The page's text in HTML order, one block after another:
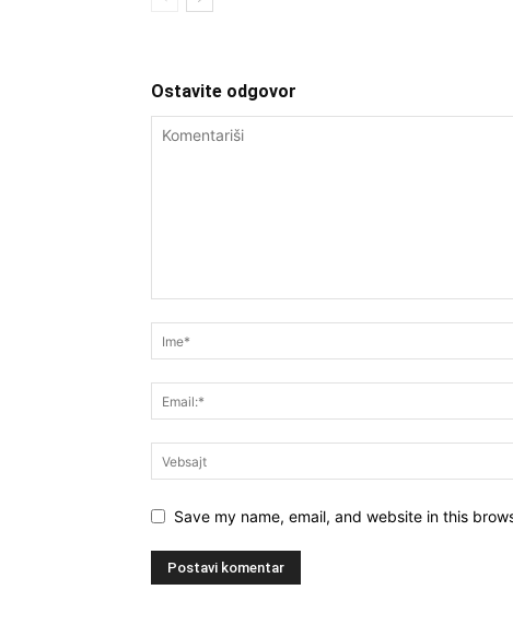
Ostavite odgovor
Save my name, email, and website in this